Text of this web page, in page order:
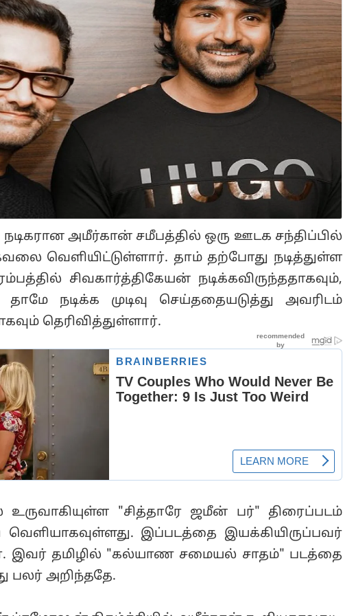
அமீர்கான் சமீபத்தில் ஒரு ஊடக சந்திப்பில்
வெளியிட்டுள்ளார். தாம் தற்போது நடித்துள்ள
சிவகார்த்திகேயன் நடிக்கவிருந்ததாகவும்,
நடிக்க முடிவு செய்ததையடுத்து அவரிடம்
தெரிவித்துள்ளார்.
உருவாகியுள்ள "சித்தாரே ஜமீன் பர்" திரைப்படம்
இப்படத்தை இயக்கியிருப்பவர்
இவர் தமிழில் "கல்யாண சமையல் சாதம்" படத்தை
பலர் அறிந்ததே.